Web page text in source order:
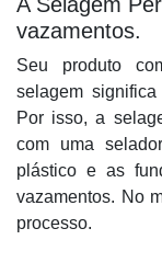
vazamentos.
Seu produto
selagem
Por isso, a
com uma
plástico e as
vazamentos. No
processo.